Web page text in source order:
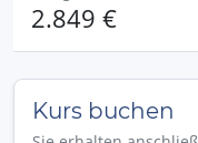
2.849 €
Kurs buchen